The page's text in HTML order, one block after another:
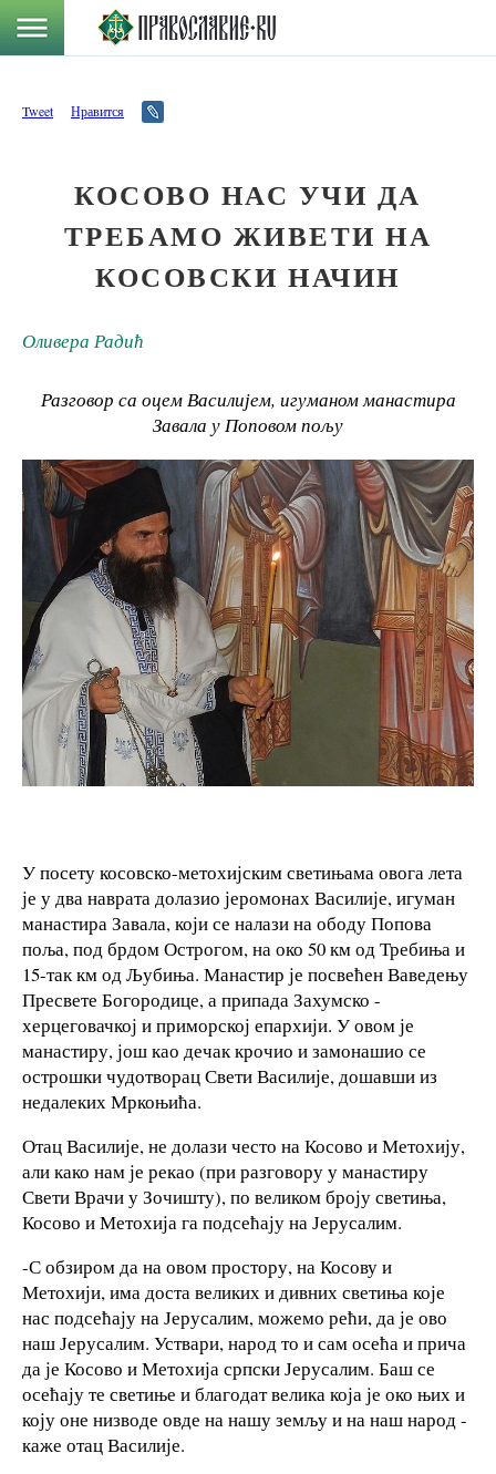
Tweet Нравится
КОСОВО НАС УЧИ ДА
ТРЕБАМО ЖИВЕТИ НА
КОСОВСКИ НАЧИН
Оливера Радић
Разговор са оцем Василијем, игуманом манастира
Завала у Поповом пољу
У посету косовско-метохијским светињама овога лета
је у два наврата долазио јеромонах Василије, игуман
манастира Завала, који се налази на ободу Попова
поља, под брдом Острогом, на око 50 км од Требиња и
15-так км од Љубиња. Манастир је посвећен Ваведењу
Пресвете Богородице, а припада Захумско -
херцеговачкој и приморској епархији. У овом је
манастиру, још као дечак крочио и замонашио се
острошки чудотворац Свети Василије, дошавши из
недалеких Мркоњића.
Отац Василије, не долази често на Косово и Метохију,
али како нам је рекао (при разговору у манастиру
Свети Врачи у Зочишту), по великом броју светиња,
Косово и Метохија га подсећају на Јерусалим.
-С обзиром да на овом простору, на Косову и
Метохији, има доста великих и дивних светиња које
нас подсећају на Јерусалим, можемо рећи, да је ово
наш Јерусалим. Уствари, народ то и сам осећа и прича
да је Косово и Метохија српски Јерусалим. Баш се
осећају те светиње и благодат велика која је око њих и
коју оне низводе овде на нашу земљу и на наш народ -
каже отац Василије.